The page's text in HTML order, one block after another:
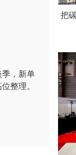
季，新单
整理。
把